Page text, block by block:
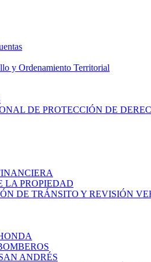
y Ordenamiento Territorial
DE PROTECCIÓN DE
LA PROPIEDAD
DE TRÁNSITO Y REVISIÓN
ANDRÉS